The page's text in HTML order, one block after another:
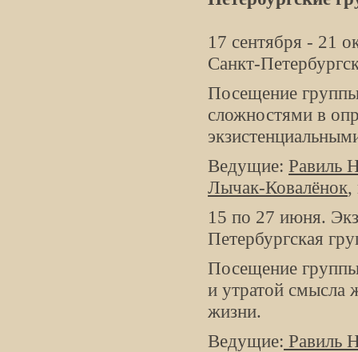
17 сентября - 21
Санкт-
Посещение
сложностями в
Ведущие: Равиль
Лычак-Ковалёнок,
15 по 27 июня.
Петербургская
Посещение
и утратой смысла
жизни.
Ведущие: Равиль